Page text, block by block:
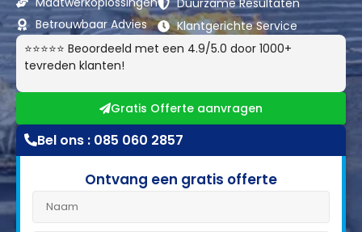
Betrouwbaar Advies
Duurzame Resultaten
Klantgerichte Service
⭐⭐⭐⭐⭐ Beoordeeld met een 4.9/5.0 door 1000+
tevreden klanten!
Gratis Offerte aanvragen
Bel ons : 085 060 2857
Ontvang een gratis offerte